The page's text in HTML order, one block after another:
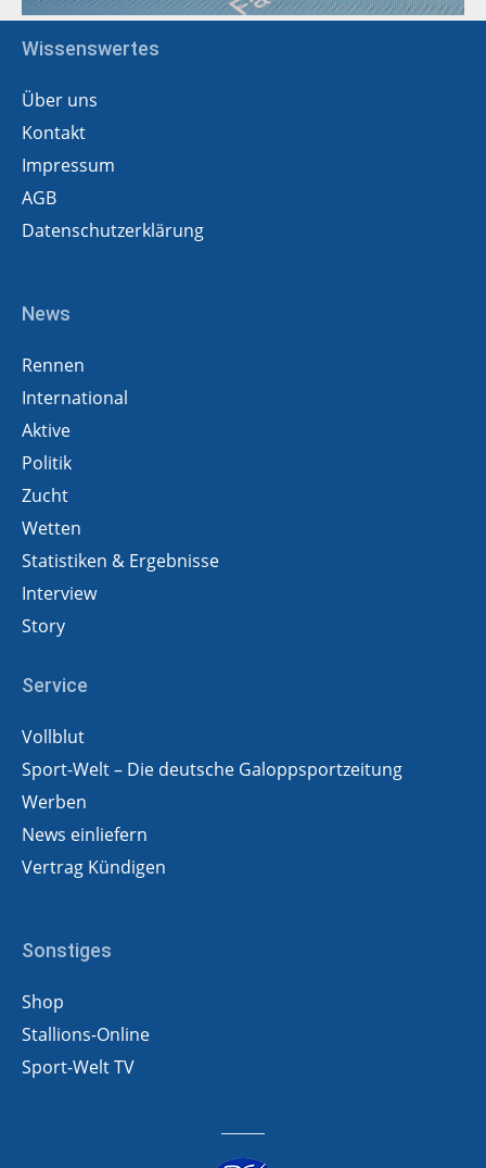
Wissenswertes
Über uns
Kontakt
Impressum
AGB
Datenschutzerklärung
News
Rennen
International
Aktive
Politik
Zucht
Wetten
Statistiken & Ergebnisse
Interview
Story
Service
Vollblut
Sport-Welt – Die deutsche Galoppsportzeitung
Werben
News einliefern
Vertrag Kündigen
Sonstiges
Shop
Stallions-Online
Sport-Welt TV